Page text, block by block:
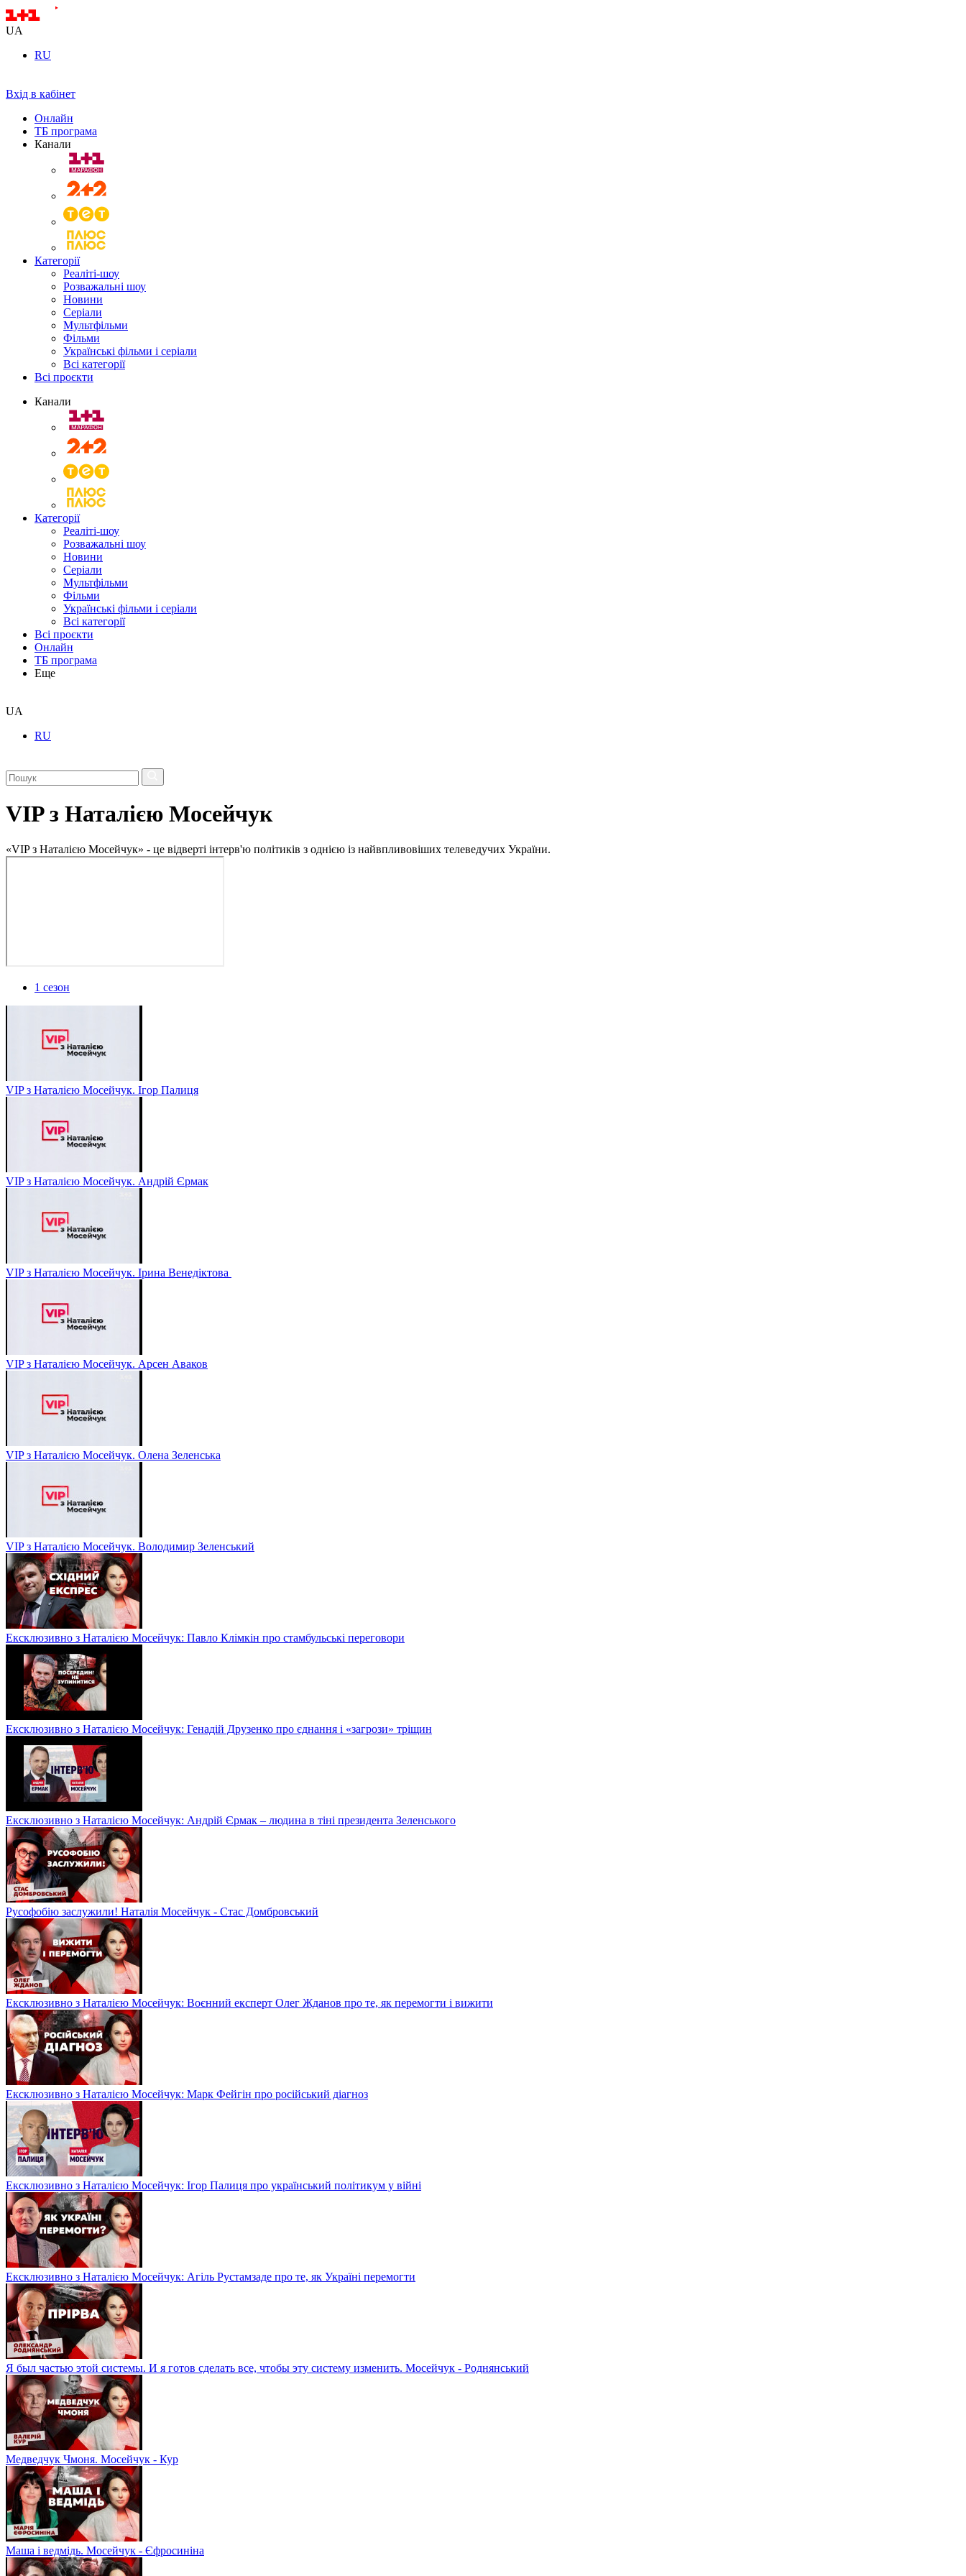
UA
RU
Вхід в кабінет
Онлайн
ТБ програма
Канали
Категорії
Реаліті-шоу
Розважальні шоу
Новини
Серіали
Мультфільми
Фільми
Українські фільми і серіали
Всі категорії
Всі проєкти
Канали
Категорії
Реаліті-шоу
Розважальні шоу
Новини
Серіали
Мультфільми
Фільми
Українські фільми і серіали
Всі категорії
Всі проєкти
Онлайн
ТБ програма
Еще
UA
RU
VIP з Наталією Мосейчук
«VIP з Наталією Мосейчук» - це відверті інтерв'ю політиків з однією із найвпливовіших телеведучих України.
1 сезон
VIP з Наталією Мосейчук. Ігор Палиця
VIP з Наталією Мосейчук. Андрій Єрмак
VIP з Наталією Мосейчук. Ірина Венедіктова
VIP з Наталією Мосейчук. Арсен Аваков
VIP з Наталією Мосейчук. Олена Зеленська
VIP з Наталією Мосейчук. Володимир Зеленський
Ексклюзивно з Наталією Мосейчук: Павло Клімкін про стамбульські переговори
Ексклюзивно з Наталією Мосейчук: Генадій Друзенко про єднання і «загрози» тріщин
Ексклюзивно з Наталією Мосейчук: Андрій Єрмак – людина в тіні президента Зеленського
Русофобію заслужили! Наталія Мосейчук - Стас Домбровський
Ексклюзивно з Наталією Мосейчук: Воєнний експерт Олег Жданов про те, як перемогти і вижити
Ексклюзивно з Наталією Мосейчук: Марк Фейгін про російський діагноз
Ексклюзивно з Наталією Мосейчук: Ігор Палиця про український політикум у війні
Ексклюзивно з Наталією Мосейчук: Агіль Рустамзаде про те, як Україні перемогти
Я был частью этой системы. И я готов сделать все, чтобы эту систему изменить. Мосейчук - Роднянський
Медведчук Чмоня. Мосейчук - Кур
Маша і ведмідь. Мосейчук - Єфросиніна